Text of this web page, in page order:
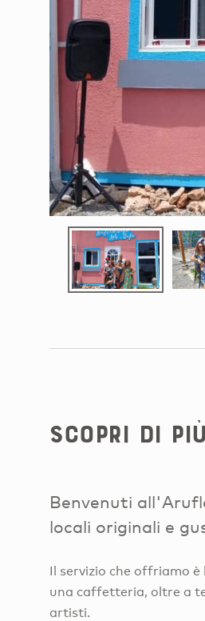
Scopri di più
Benvenuti
locali originali e
Il servizio che offriamo
una caffetteria, oltre a
artisti.